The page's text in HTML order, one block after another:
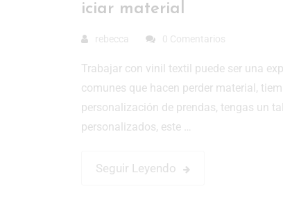
iciar material
rebecca 0 Comentarios
Trabajar con vinil textil puede ser una
comunes que hacen perder material,
personalización de prendas, tengas un
personalizados, este …
Seguir Leyendo